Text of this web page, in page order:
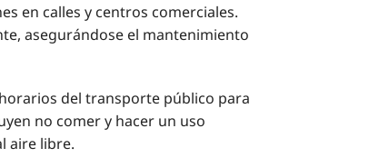
en calles y centros comerciales.
asegurándose el mantenimiento
del transporte público para
no comer y hacer un uso
aire libre.